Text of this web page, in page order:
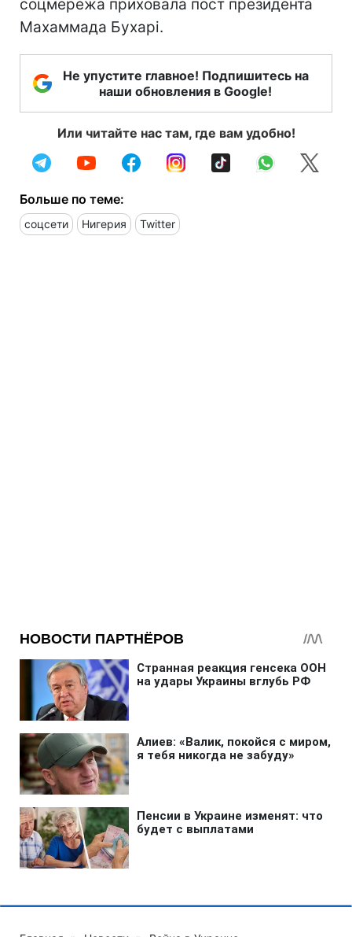
соцмережа приховала пост президента
Махаммада Бухарі.
Не упустите главное! Подпишитесь на
наши обновления в Google!
Или читайте нас там, где вам удобно!
Больше по теме:
соцсети Нигерия Twitter